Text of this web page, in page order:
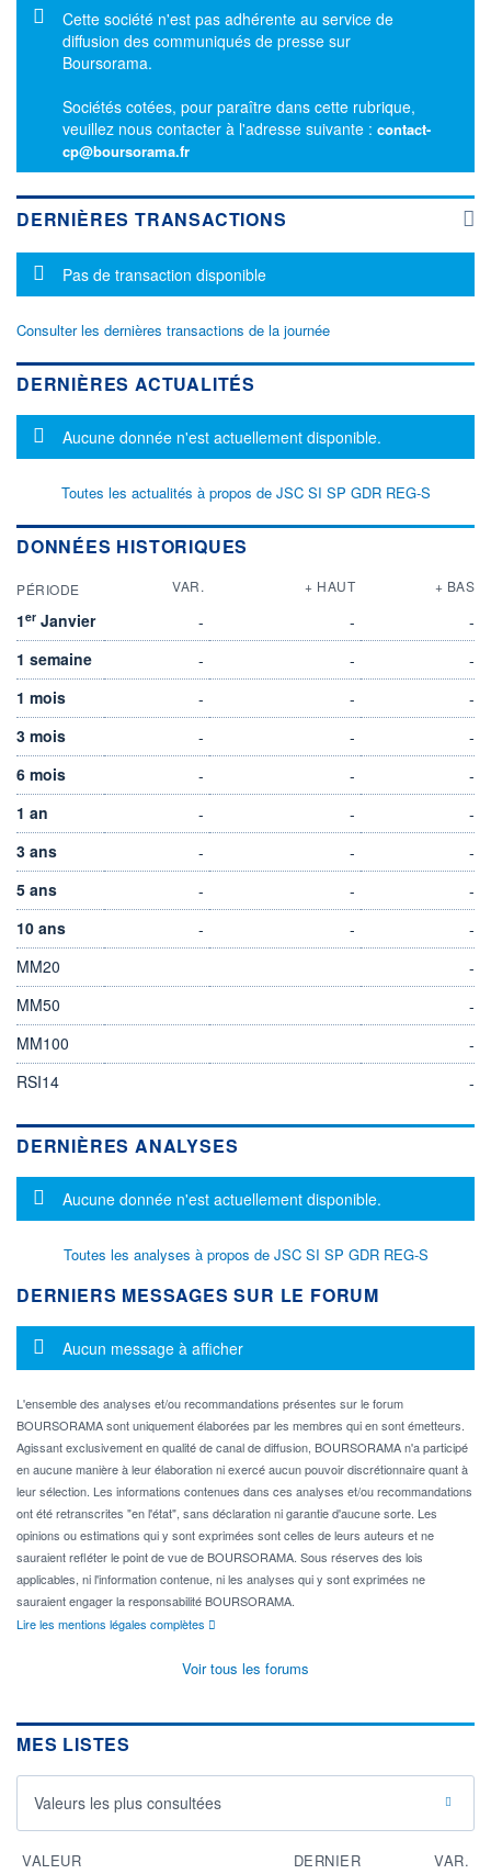
Message d'information
Cette société n'est pas adhérente au service de
diffusion des communiqués de presse sur
Boursorama.
Sociétés cotées, pour paraître dans cette rubrique,
veuillez nous contacter à l'adresse suivante : contact-
cp@boursorama.fr
DERNIÈRES TRANSACTIONS
Message d'information
Pas de transaction disponible
Consulter les dernières transactions de la journée
DERNIÈRES ACTUALITÉS
Message d'information
Aucune donnée n'est actuellement disponible.
Toutes les actualités à propos de JSC SI SP GDR REG-S
DONNÉES HISTORIQUES
PÉRIODE VAR. + HAUT + BAS
1er Janvier - -
-
1 semaine
- -
-
1 mois
- -
-
3 mois
- -
-
6 mois
- -
-
1 an
- -
-
3 ans
- -
-
5 ans
- -
-
10 ans
- -
-
MM20
-
MM50
-
MM100
-
RSI14
-
DERNIÈRES ANALYSES
Message d'information
Aucune donnée n'est actuellement disponible.
Toutes les analyses à propos de JSC SI SP GDR REG-S
DERNIERS MESSAGES SUR LE FORUM
Message d'information
Aucun message à afficher
L'ensemble des analyses et/ou recommandations présentes sur le forum
BOURSORAMA sont uniquement élaborées par les membres qui en sont émetteurs.
Agissant exclusivement en qualité de canal de diffusion, BOURSORAMA n'a participé
en aucune manière à leur élaboration ni exercé aucun pouvoir discrétionnaire quant à
leur sélection. Les informations contenues dans ces analyses et/ou recommandations
ont été retranscrites "en l'état", sans déclaration ni garantie d'aucune sorte. Les
opinions ou estimations qui y sont exprimées sont celles de leurs auteurs et ne
sauraient refléter le point de vue de BOURSORAMA. Sous réserves des lois
applicables, ni l'information contenue, ni les analyses qui y sont exprimées ne
sauraient engager la responsabilité BOURSORAMA.
Lire les mentions légales complètes
Voir tous les forums
MES LISTES
Valeurs les plus consultées
VALEUR DERNIER VAR.